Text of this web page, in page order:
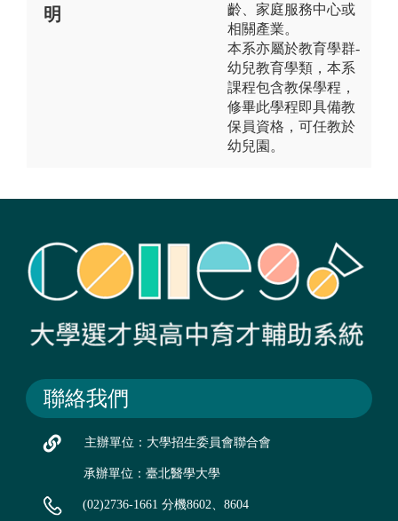
明
齡、家庭服務中心或
相關產業。
本系亦屬於教育學群-
幼兒教育學類，本系
課程包含教保學程，
修畢此學程即具備教
保員資格，可任教於
幼兒園。
聯絡我們
主辦單位：大學招生委員會聯合會
承辦單位：臺北醫學大學
(02)2736-1661 分機8602、8604